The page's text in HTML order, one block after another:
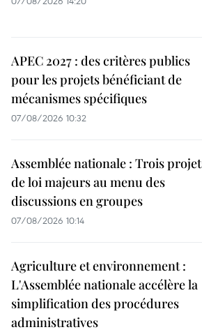
APEC 2027 : des critères publics
pour les projets bénéficiant de
mécanismes spécifiques
07/08/2026 10:32
Assemblée nationale : Trois
de loi majeurs au menu des
discussions en groupes
07/08/2026 10:14
Agriculture et environnement :
L'Assemblée nationale accélère la
simplification des procédures
administratives